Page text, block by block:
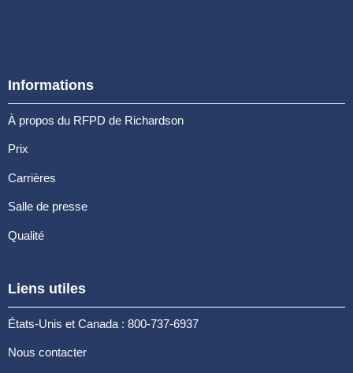
Informations
À propos du RFPD de Richardson
Prix
Carrières
Salle de presse
Qualité
Liens utiles
États-Unis et Canada : 800-737-6937
Nous contacter